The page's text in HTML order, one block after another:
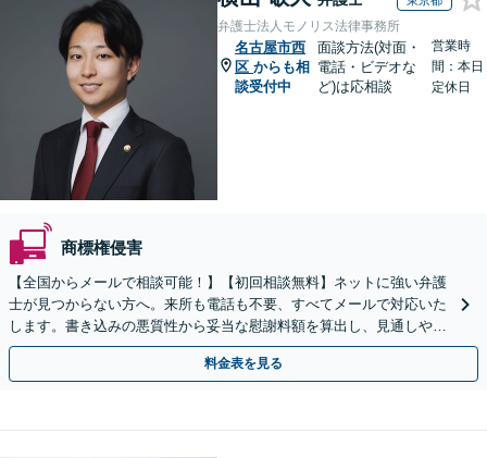
弁護士法人モノリス法律事務所
名古屋市西
区 からも相
談受付中
面談方法(対面・
電話・ビデオな
ど)は応相談
営業時
間：本日
定休日
商標権侵害
【全国からメールで相談可能！】【初回相談無料】ネットに強い弁護
士が見つからない方へ。来所も電話も不要、すべてメールで対応いた
します。書き込みの悪質性から妥当な慰謝料額を算出し、見通しや費
用面のリスクも包み隠さずお伝えしサポートします。
料金表を見る